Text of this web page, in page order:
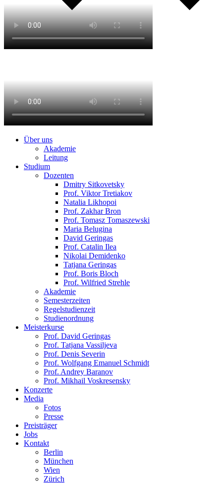
Über uns
Akademie
Leitung
Studium
Dozenten
Dmitry Sitkovetsky
Prof. Viktor Tretiakov
Natalia Likhopoi
Prof. Zakhar Bron
Prof. Tomasz Tomaszewski
Maria Belugina
David Geringas
Prof. Catalin Ilea
Nikolai Demidenko
Tatjana Geringas
Prof. Boris Bloch
Prof. Wilfried Strehle
Akademie
Semesterzeiten
Regelstudienzeit
Studienordnung
Meisterkurse
Prof. David Geringas
Prof. Tatjana Vassiljeva
Prof. Denis Severin
Prof. Wolfgang Emanuel Schmidt
Prof. Andrey Baranov
Prof. Mikhail Voskresensky
Konzerte
Media
Fotos
Presse
Preisträger
Jobs
Kontakt
Berlin
München
Wien
Zürich